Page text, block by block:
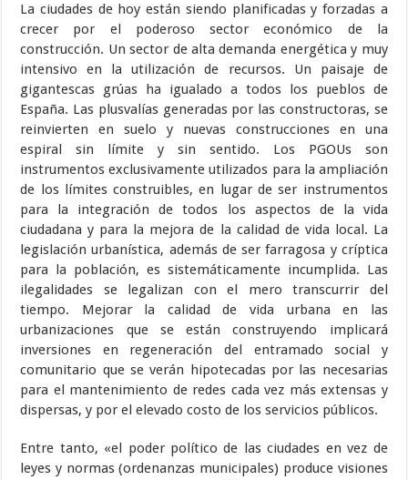
La ciudades de hoy están siendo planificadas y forzadas a
crecer por el poderoso sector económico de la
construcción. Un sector de alta demanda energética y muy
intensivo en la utilización de recursos. Un paisaje de
gigantescas grúas ha igualado a todos los pueblos de
España. Las plusvalías generadas por las constructoras, se
reinvierten en suelo y nuevas construcciones en una
espiral sin límite y sin sentido. Los PGOUs son
instrumentos exclusivamente utilizados para la ampliación
de los límites construibles, en lugar de ser instrumentos
para la integración de todos los aspectos de la vida
ciudadana y para la mejora de la calidad de vida local. La
legislación urbanística, además de ser farragosa y críptica
para la población, es sistemáticamente incumplida. Las
ilegalidades se legalizan con el mero transcurrir del
tiempo. Mejorar la calidad de vida urbana en las
urbanizaciones que se están construyendo implicará
inversiones en regeneración del entramado social y
comunitario que se verán hipotecadas por las necesarias
para el mantenimiento de redes cada vez más extensas y
dispersas, y por el elevado costo de los servicios públicos.
Entre tanto, «el poder político de las ciudades en vez de
leyes y normas (ordenanzas municipales) produce visiones